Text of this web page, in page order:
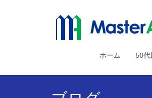
ホーム 50代